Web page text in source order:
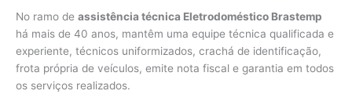
No ramo de assistência técnica Eletrodoméstico Brastemp
há mais de 40 anos, mantêm uma equipe técnica qualificada e
experiente, técnicos uniformizados, crachá de identificação,
frota própria de veículos, emite nota fiscal e garantia em todos
os serviços realizados.